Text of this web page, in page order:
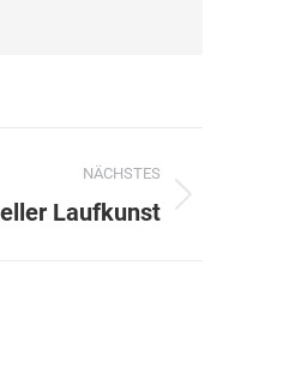
NÄCHSTES
Laufkunst